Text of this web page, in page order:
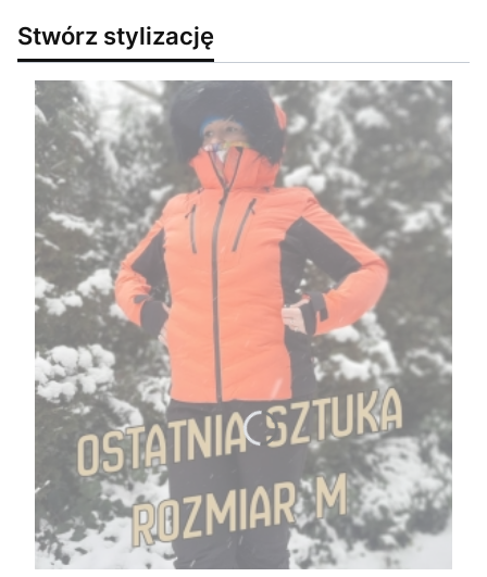
Stwórz stylizację